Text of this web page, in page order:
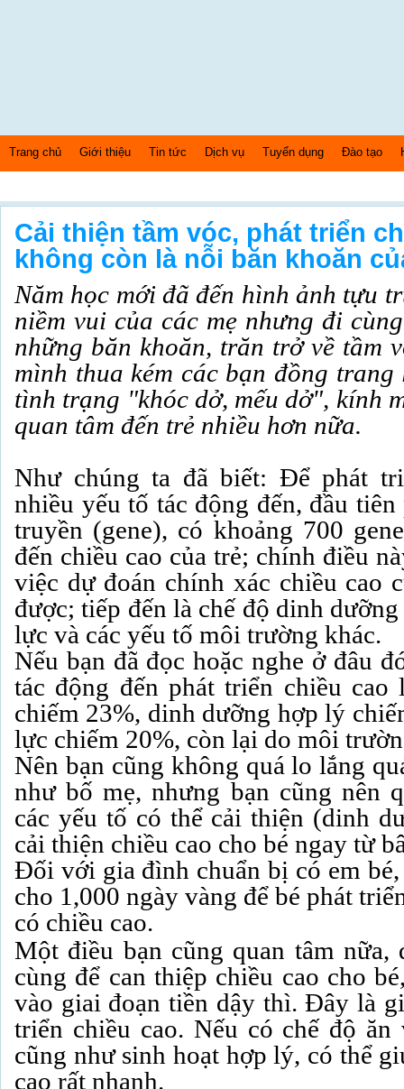
Trang chủ Giới thiệu Tin tức Dịch vụ Tuyển dụng Đào tạo
Cải thiện tầm vóc, phát triển
không còn là nỗi băn khoăn
Năm học mới đã đến hình ảnh tựu
niềm vui của các mẹ nhưng đi
những băn khoăn, trăn trở về tầm
mình thua kém các bạn đồng
tình trạng "khóc dở, mếu dở", kính
quan tâm đến trẻ nhiều hơn nữa.
Như chúng ta đã biết: Để phát
nhiều yếu tố tác động đến, đầu
truyền (gene), có khoảng 700
đến chiều cao của trẻ; chính điều
việc dự đoán chính xác chiều cao
được; tiếp đến là chế độ dinh
lực và các yếu tố môi trường khác.
Nếu bạn đã đọc hoặc nghe ở đâu
tác động đến phát triển chiều
chiếm 23%, dinh dưỡng hợp lý
lực chiếm 20%, còn lại do môi
Nên bạn cũng không quá lo lắng
như bố mẹ, nhưng bạn cũng nên
các yếu tố có thể cải thiện (dinh
cải thiện chiều cao cho bé ngay từ
Đối với gia đình chuẩn bị có em
cho 1,000 ngày vàng để bé phát
có chiều cao.
Một điều bạn cũng quan tâm nữa,
cùng để can thiệp chiều cao cho
vào giai đoạn tiền dậy thì. Đây là
triển chiều cao. Nếu có chế độ
cũng như sinh hoạt hợp lý, có thể
cao rất nhanh.